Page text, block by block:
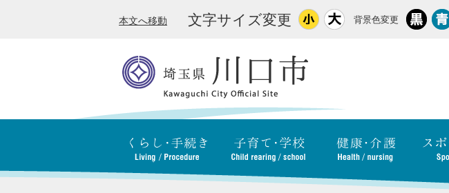
本文へ移動 文字サイズ変更 背景色変更